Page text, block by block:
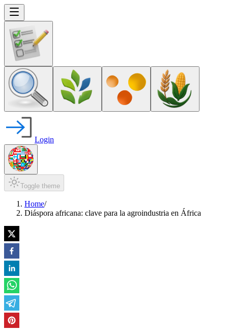
Login
Toggle theme
Home/
Diáspora africana: clave para la agroindustria en África